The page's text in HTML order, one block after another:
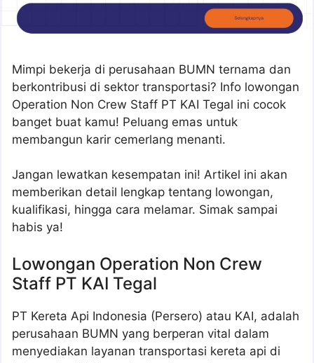
Mimpi bekerja di perusahaan BUMN ternama dan
berkontribusi di sektor transportasi? Info lowongan
Operation Non Crew Staff PT KAI Tegal ini cocok
banget buat kamu! Peluang emas untuk
membangun karir cemerlang menanti.
Jangan lewatkan kesempatan ini! Artikel ini akan
memberikan detail lengkap tentang lowongan,
kualifikasi, hingga cara melamar. Simak sampai
habis ya!
Lowongan Operation Non Crew
Staff PT KAI Tegal
PT Kereta Api Indonesia (Persero) atau KAI, adalah
perusahaan BUMN yang berperan vital dalam
menyediakan layanan transportasi kereta api di